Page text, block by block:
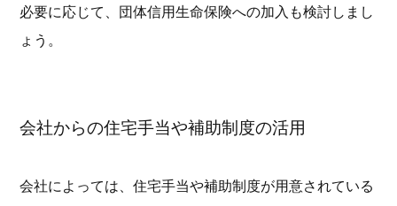
必要に応じて、団体信用生命保険への加入も検討しまし
ょう。
会社からの住宅手当や補助制度の活用
会社によっては、住宅手当や補助制度が用意されている